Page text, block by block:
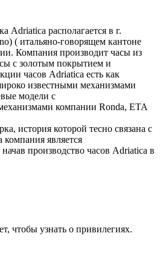
Adriatica располагается в г.
( итальяно-говорящем кантоне
Компания производит часы из
с золотым покрытием и
часов Adriatica есть как
известными механизмами
модели с
компании Ronda, ETA
история которой тесно связана с
компания является
производство часов Adriatica в
чтобы узнать о привилегиях.